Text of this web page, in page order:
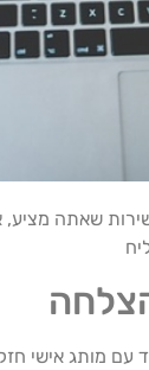
שאתה
70% ממעסיקים